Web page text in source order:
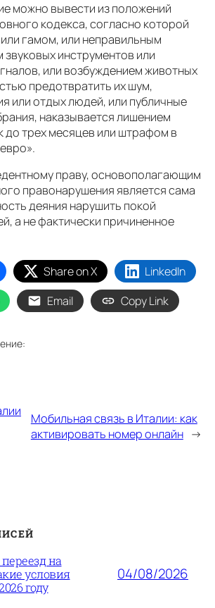
можно вывести из положений
кодекса, согласно которой
гамом, или неправильным
инструментов или
или возбуждением животных
предотвратить их шум,
или отдых людей, или публичные
наказывается лишением
до трех месяцев или штрафом в
праву, основополагающим
правонарушения является сама
деяния нарушить покой
а не фактически причиненное
Share on X
LinkedIn
Email Copy Link
Мобильная связь в Италии: как
активировать номер онлайн →
переезд на
условия
году
04/08/2026